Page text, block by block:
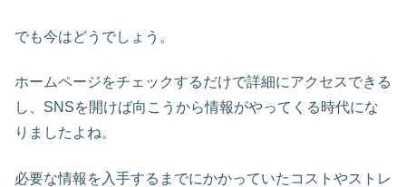
でも今はどうでしょう。
ホームページをチェックするだけで詳細にアクセスできる
し、SNSを開けば向こうから情報がやってくる時代にな
りましたよね。
必要な情報を入手するまでにかかっていたコストやストレ